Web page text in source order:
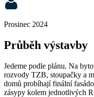
Prosinec 2024
Průběh výstavby
Jedeme podle plánu. Na
rozvody TZB, stoupačky a
domů probíhají finální
zásypy kolem jednotlivých